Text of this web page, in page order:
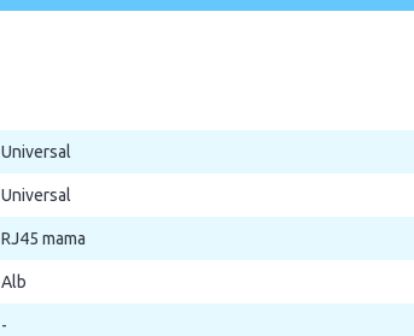
Universal
Universal
RJ45 mama
Alb
-